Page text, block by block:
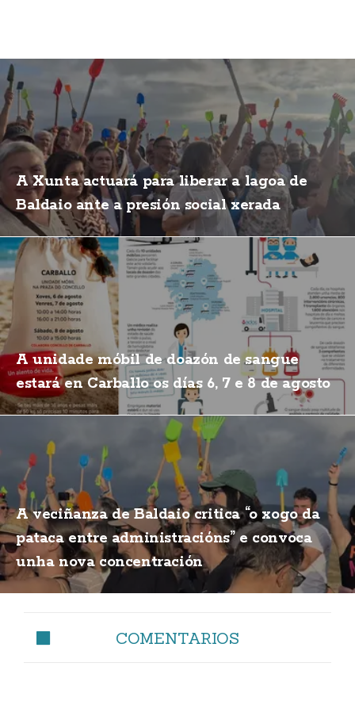
A Xunta actuará para liberar a lagoa de
Baldaio ante a presión social xerada
A unidade móbil de doazón de sangue
estará en Carballo os días 6, 7 e 8 de agosto
A veciñanza de Baldaio critica “o xogo da
pataca entre administracións” e convoca
unha nova concentración
COMENTARIOS